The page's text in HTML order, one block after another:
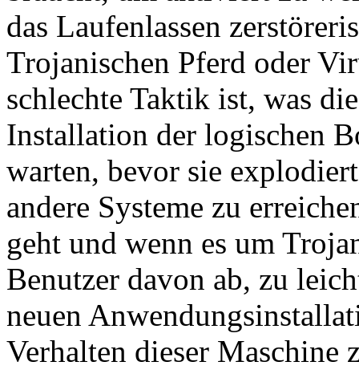
das Laufenlassen
Trojanischen Pferd oder
schlechte Taktik ist, was
Installation der logischen
warten, bevor sie
andere Systeme zu
geht und wenn es um
Benutzer davon ab, zu
neuen
Verhalten dieser Maschine